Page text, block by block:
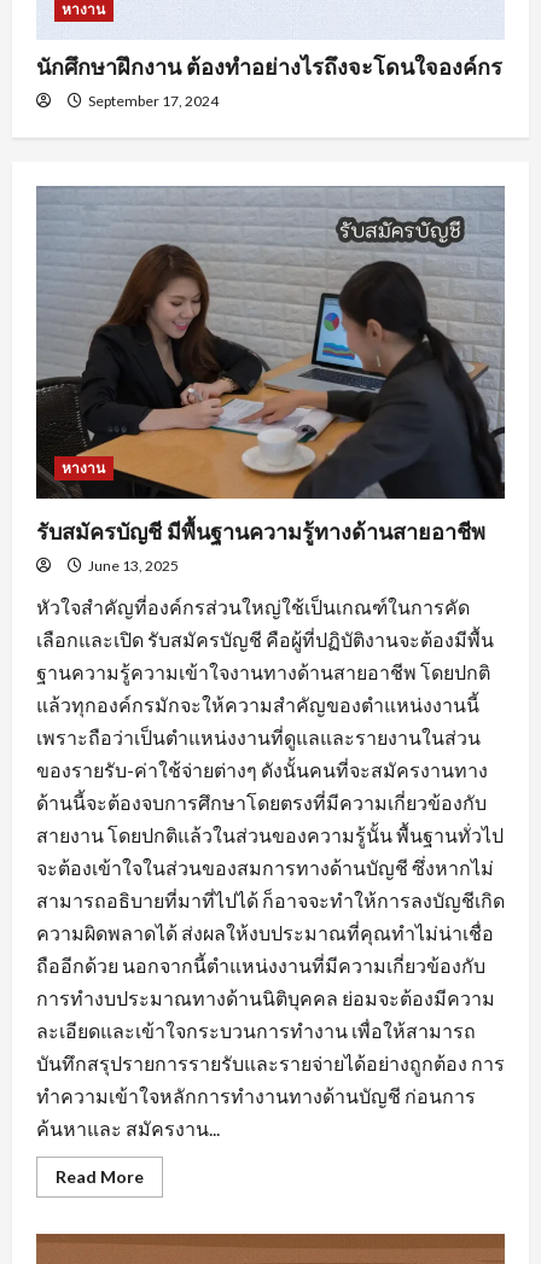
หางาน
นักศึกษาฝึกงาน ต้องทำอย่างไรถึงจะโดนใจองค์กร
September 17, 2024
หางาน
รับสมัครบัญชี มีพื้นฐานความรู้ทางด้านสายอาชีพ
June 13, 2025
หัวใจสำคัญที่องค์กรส่วนใหญ่ใช้เป็นเกณฑ์ในการคัด
เลือกและเปิด รับสมัครบัญชี คือผู้ที่ปฏิบัติงานจะต้องมีพื้น
ฐานความรู้ความเข้าใจงานทางด้านสายอาชีพ โดยปกติ
แล้วทุกองค์กรมักจะให้ความสำคัญของตำแหน่งงานนี้
เพราะถือว่าเป็นตำแหน่งงานที่ดูแลและรายงานในส่วน
ของรายรับ-ค่าใช้จ่ายต่างๆ ดังนั้นคนที่จะสมัครงานทาง
ด้านนี้จะต้องจบการศึกษาโดยตรงที่มีความเกี่ยวข้องกับ
สายงาน โดยปกติแล้วในส่วนของความรู้นั้น พื้นฐานทั่วไป
จะต้องเข้าใจในส่วนของสมการทางด้านบัญชี ซึ่งหากไม่
สามารถอธิบายที่มาที่ไปได้ ก็อาจจะทำให้การลงบัญชีเกิด
ความผิดพลาดได้ ส่งผลให้งบประมาณที่คุณทำไม่น่าเชื่อ
ถืออีกด้วย นอกจากนี้ตำแหน่งงานที่มีความเกี่ยวข้องกับ
การทำงบประมาณทางด้านนิติบุคคล ย่อมจะต้องมีความ
ละเอียดและเข้าใจกระบวนการทำงาน เพื่อให้สามารถ
บันทึกสรุปรายการรายรับและรายจ่ายได้อย่างถูกต้อง การ
ทำความเข้าใจหลักการทำงานทางด้านบัญชี ก่อนการ
ค้นหาและ สมัครงาน...
Read MoreRead
more
สมัคร